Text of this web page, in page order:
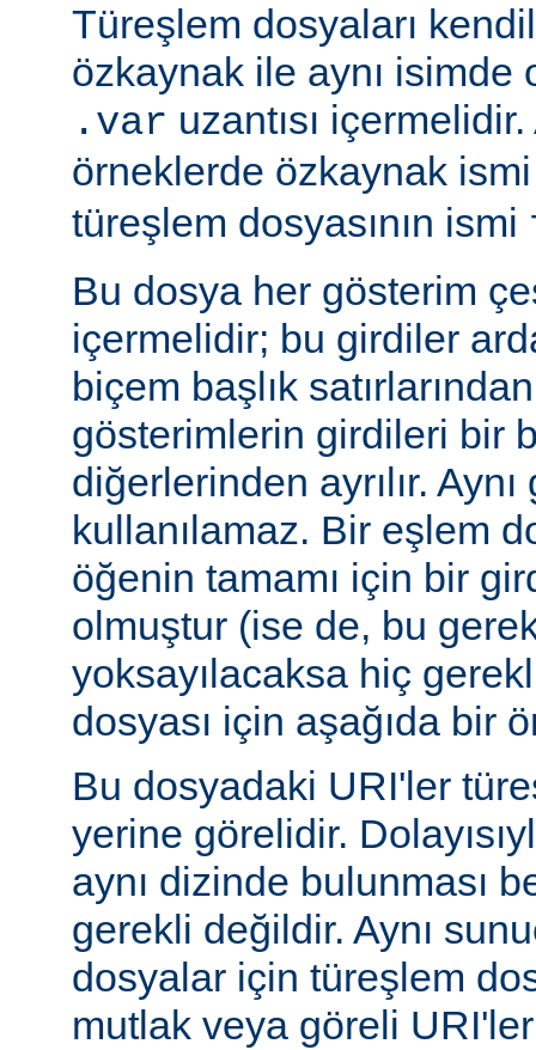
Türeşlem dosyaları
özkaynak ile aynı isimde
.var uzantısı
örneklerde özkaynak
türeşlem dosyasının ismi
Bu dosya her gösterim
içermelidir; bu girdiler
biçem başlık
gösterimlerin girdileri bir
diğerlerinden ayrılır.
kullanılamaz. Bir eşlem
öğenin tamamı için bir
olmuştur (ise de, bu
yoksayılacaksa hiç
dosyası için aşağıda bir
Bu dosyadaki URI'ler
yerine görelidir.
aynı dizinde bulunması
gerekli değildir. Aynı
dosyalar için türeşlem
mutlak veya göreli